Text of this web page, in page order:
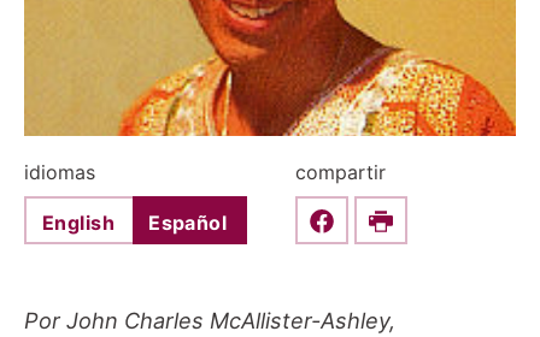
idiomas
English Español
compartir
Share this on Facebook
Print
Por John Charles McAllister-Ashley,